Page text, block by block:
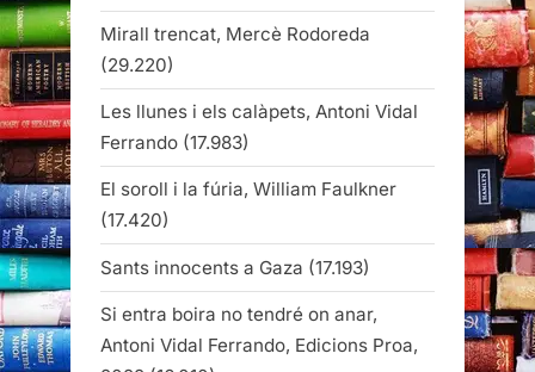
Mirall trencat, Mercè Rodoreda
(29.220)
Les llunes i els calàpets, Antoni Vidal
Ferrando (17.983)
El soroll i la fúria, William Faulkner
(17.420)
Sants innocents a Gaza (17.193)
Si entra boira no tendré on anar,
Antoni Vidal Ferrando, Edicions Proa,